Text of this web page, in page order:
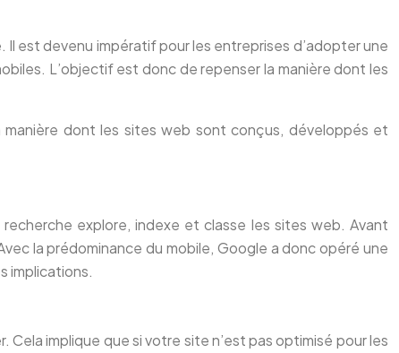
est devenu impératif pour les entreprises d’adopter une
L’objectif est donc de repenser la manière dont les
manière dont les sites web sont conçus, développés et
explore, indexe et classe les sites web. Avant
la prédominance du mobile, Google a donc opéré une
implications.
implique que si votre site n’est pas optimisé pour les